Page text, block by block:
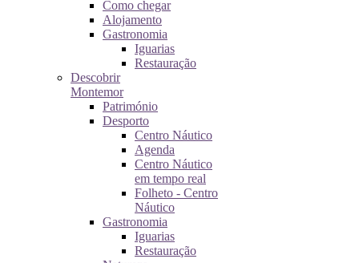
Como chegar
Alojamento
Gastronomia
Iguarias
Restauração
Descobrir
Montemor
Património
Desporto
Centro Náutico
Agenda
Centro Náutico
em tempo real
Folheto - Centro
Náutico
Gastronomia
Iguarias
Restauração